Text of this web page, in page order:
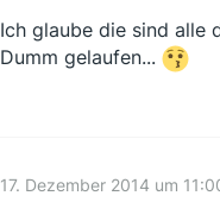
Ich glaube die sind alle
Dumm gelaufen...
17. Dezember 2014 um